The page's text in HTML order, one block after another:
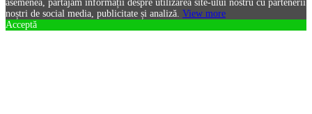
asemenea, partajăm informații despre utilizarea site-ului nostru cu partenerii
noștri de social media, publicitate și analiză. View more
Acceptă